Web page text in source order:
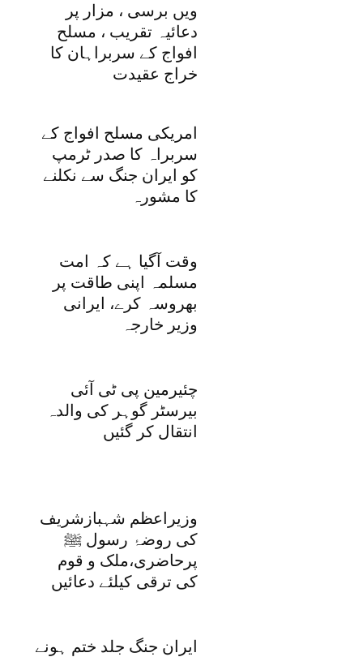
ویں برسی ، مزار پر
دعائیہ تقریب ، مسلح
افواج کے سربراہان کا
خراج عقیدت
امریکی مسلح افواج کے
سربراہ کا صدر ٹرمپ
کو ایران جنگ سے نکلنے
کا مشورہ
وقت آگیا ہے کہ امت
مسلمہ اپنی طاقت پر
بھروسہ کرے، ایرانی
وزیر خارجہ
چئیرمین پی ٹی آئی
بیرسٹر گوہر کی والدہ
انتقال کر گئیں
وزیراعظم شہبازشریف
کی روضۂ رسول ﷺ
پرحاضری،ملک و قوم
کی ترقی کیلئے دعائیں
ایران جنگ جلد ختم ہونے